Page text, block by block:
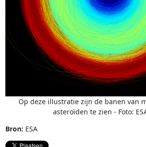
Op deze illustratie zijn de banen van
asteroïden te zien - Foto:
Bron: ESA